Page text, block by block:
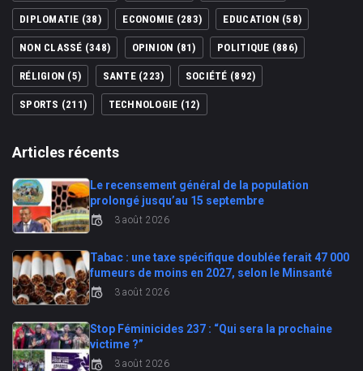
DIPLOMATIE (38) ECONOMIE (283) EDUCATION (58)
NON CLASSÉ (348) OPINION (81) POLITIQUE (886)
RÉLIGION (5) SANTE(223) SOCIÉTÉ (892)
SPORTS (211) TECHNOLOGIE (12)
Articles récents
Le recensement général de la population
prolongé jusqu’au 15 septembre
3 août 2026
Tabac : une taxe spécifique doublée ferait 47 000
fumeurs de moins en 2027, selon le Minsanté
3 août 2026
Stop Féminicides 237 : “Qui sera la prochaine
victime ?”
3 août 2026